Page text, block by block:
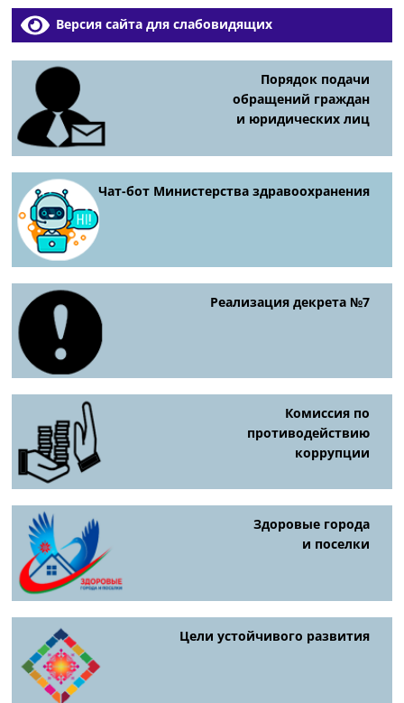
Версия сайта для слабовидящих
Порядок подачи
обращений граждан
и юридических лиц
Чат-бот Министерства здравоохранения
Реализация декрета №7
Комиссия по
противодействию
коррупции
Здоровые города
и поселки
Цели устойчивого развития